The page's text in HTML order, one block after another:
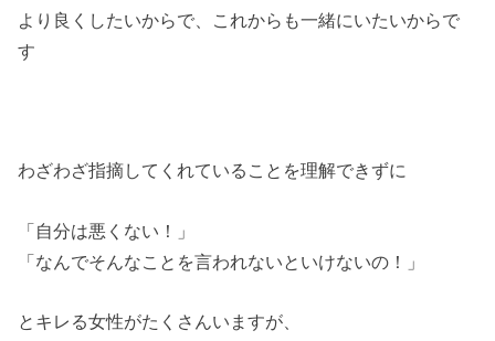
より良くしたいからで、これからも一緒にいたいからで
す
わざわざ指摘してくれていることを理解できずに
「自分は悪くない！」
「なんでそんなことを言われないといけないの！」
とキレる女性がたくさんいますが、